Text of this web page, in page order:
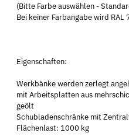
(Bitte Farbe auswählen -
Bei keiner Farbangabe wird
Eigenschaften:
Werkbänke werden zerlegt
mit Arbeitsplatten aus
geölt
Schubladenschränke mit
Flächenlast: 1000 kg